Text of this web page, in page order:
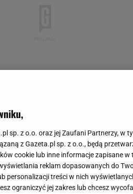
sp. z o.o. oraz jej Zaufani Partnerzy, w
z Gazeta.pl sp. z o.o., będą
cookie lub inne informacje zapisane w
reklam dopasowanych do
personalizacji treści w nich
ograniczyć jej zakres lub chcesz